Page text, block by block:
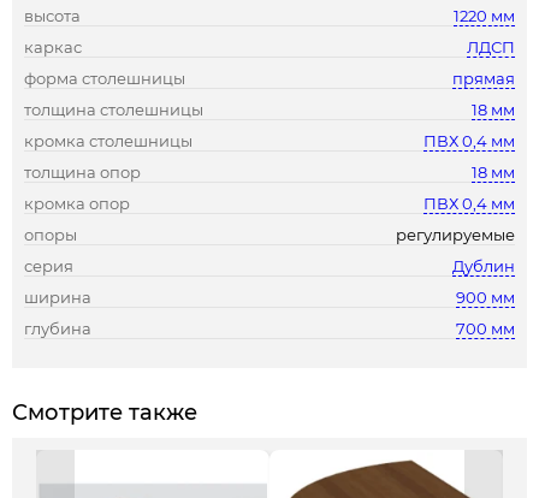
высота
1220 мм
каркас
ЛДСП
форма столешницы
прямая
толщина столешницы
18 мм
кромка столешницы
ПВХ 0,4 мм
толщина опор
18 мм
кромка опор
ПВХ 0,4 мм
опоры
регулируемые
серия
Дублин
ширина
900 мм
глубина
700 мм
Смотрите также